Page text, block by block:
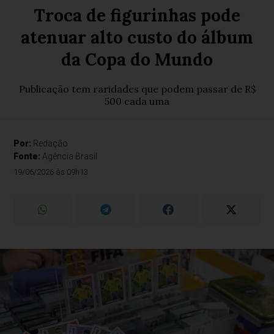
Troca de figurinhas pode
atenuar alto custo do álbum
da Copa do Mundo
Publicação tem raridades que podem passar de R$
500 cada uma
Por: Redação
Fonte: Agência Brasil
19/06/2026 às 09h13